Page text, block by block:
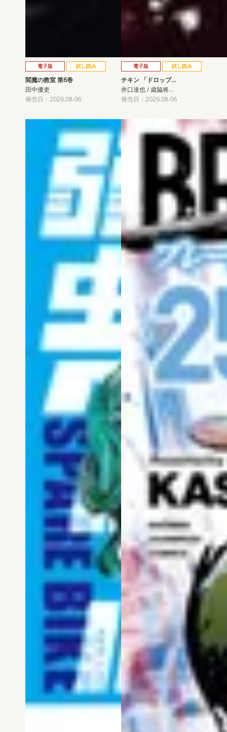
電子版 試し読み
閻魔の教室 第6巻
田中優吏
発売日：2026.08.06
電子版 試し読み
チキン 「ドロップ…
井口達也 / 歳脇将…
発売日：2026.08.06